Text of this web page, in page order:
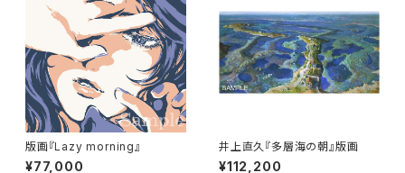
版画『Lazy morning』
¥77,000
井上直久『多層海の朝』版画
¥112,200